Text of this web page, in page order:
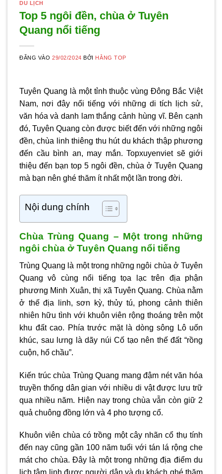
DU LỊCH
Top 5 ngôi đền, chùa ở Tuyên
Quang nổi tiếng
ĐĂNG VÀO29/02/2024 BỞI HẰNG TOP
Tuyên Quang là một tỉnh thuộc vùng Đông Bắc Việt
Nam, nơi đây nổi tiếng với những di tích lịch sử,
văn hóa và danh lam thắng cảnh hùng vĩ. Bên cạnh
đó, Tuyên Quang còn được biết đến với những ngôi
đền, chùa linh thiêng thu hút du khách thập phương
đến cầu bình an, may mắn. Topxuyenviet sẽ giới
thiệu đến bạn top 5 ngôi đền, chùa ở Tuyên Quang
mà bạn nên ghé thăm ít nhất một lần trong đời.
Nội dung chính
Chùa Trùng Quang – Một trong những
ngôi chùa ở Tuyên Quang nổi tiếng
Trùng Quang là một trong những ngôi chùa ở Tuyên
Quang vô cùng nổi tiếng tọa lạc trên địa phận
phương Minh Xuân, thị xã Tuyên Quang. Chùa nằm
ở thế địa linh, sơn kỳ, thủy tú, phong cảnh thiên
nhiên hữu tình với khuôn viên rộng thoáng trên một
khu đất cao. Phía trước mặt là dòng sông Lô uốn
khúc, sau lưng là dãy núi Cố tạo nên thế đất “rồng
cuộn, hổ chầu”.
Kiến trúc chùa Trùng Quang mang đậm nét văn hóa
truyền thống dân gian với nhiều di vật được lưu trữ
qua nhiều năm. Hiện nay trong chùa vẫn còn giữ 2
quả chuông đồng lớn và 4 pho tượng cổ.
Khuôn viên chùa có trồng một cây nhãn cổ thụ tính
đến nay cũng gần 100 năm tuổi với tán lá rộng che
mát cho chùa. Đây là một trong những địa điểm du